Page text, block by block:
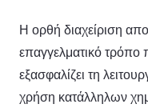
Η ορθή διαχείριση
επαγγελματικό τρόπο
εξασφαλίζει τη
χρήση κατάλληλων